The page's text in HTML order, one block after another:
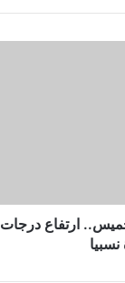
ارتفاع درجات
نسبيا